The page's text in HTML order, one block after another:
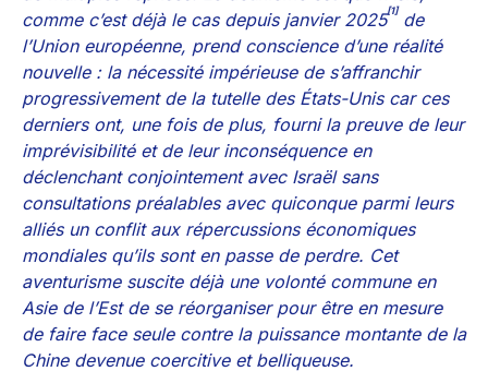
comme c’est déjà le cas depuis janvier 2025[1]de
l’Union européenne, prend conscience d’une réalité
nouvelle : la nécessité impérieuse de s’affranchir
progressivement de la tutelle des États-Unis car ces
derniers ont, une fois de plus, fourni la preuve de leur
imprévisibilité et de leur inconséquence en
déclenchant conjointement avec Israël sans
consultations préalables avec quiconque parmi leurs
alliés un conflit aux répercussions économiques
mondiales qu’ils sont en passe de perdre. Cet
aventurisme suscite déjà une volonté commune en
Asie de l’Est de se réorganiser pour être en mesure
de faire face seule contre la puissance montante de la
Chine devenue coercitive et belliqueuse.